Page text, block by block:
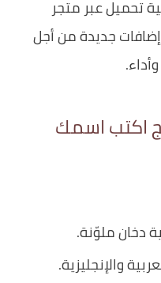
100 ألف عملية تحميل عبر متجر
جديدة من أجل
اكتب اسمك
والإنجليزية.